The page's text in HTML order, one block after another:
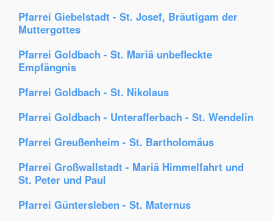
Pfarrei Giebelstadt - St. Josef, Bräutigam der
Muttergottes
Pfarrei Goldbach - St. Mariä unbefleckte
Empfängnis
Pfarrei Goldbach - St. Nikolaus
Pfarrei Goldbach - Unterafferbach - St. Wendelin
Pfarrei Greußenheim - St. Bartholomäus
Pfarrei Großwallstadt - Mariä Himmelfahrt und
St. Peter und Paul
Pfarrei Güntersleben - St. Maternus